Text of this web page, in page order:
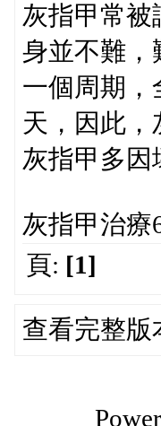
灰指甲常
身並不難，
一個周期，
天，因此
灰指甲多因
灰指甲治療
頁: [1]
查看完整版